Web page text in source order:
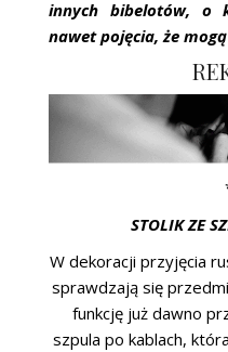
innych bibelotów, o
nawet pojęcia, że
STOLIK ZE
W dekoracji przyjęcia
sprawdzają się
funkcję już dawno
szpula po kablach,